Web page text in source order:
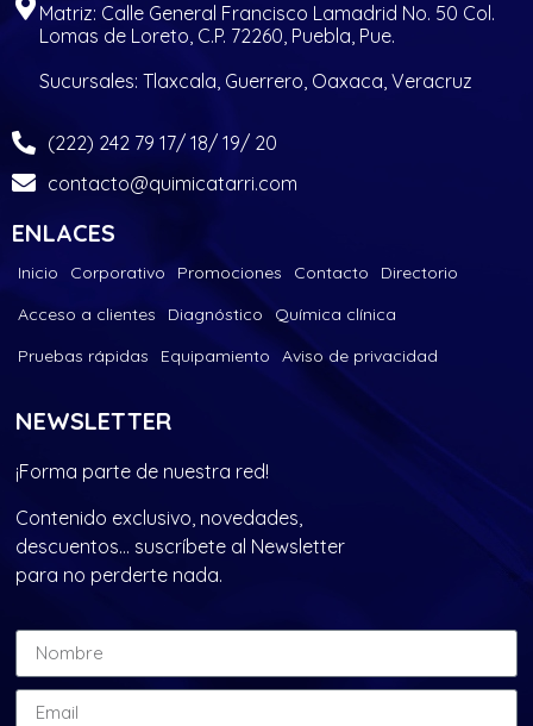
Matriz: Calle General Francisco Lamadrid No. 50 Col.
Lomas de Loreto, C.P. 72260, Puebla, Pue.
Sucursales: Tlaxcala, Guerrero, Oaxaca, Veracruz
(222) 242 79 17/ 18/ 19/ 20
contacto@quimicatarri.com
ENLACES
Inicio Corporativo Promociones Contacto
Directorio
Acceso a clientes
Diagnóstico
Química clínica
Pruebas rápidas
Equipamiento Aviso de privacidad
NEWSLETTER
¡Forma parte de nuestra red!
Contenido exclusivo, novedades,
descuentos… suscríbete al Newsletter
para no perderte nada.